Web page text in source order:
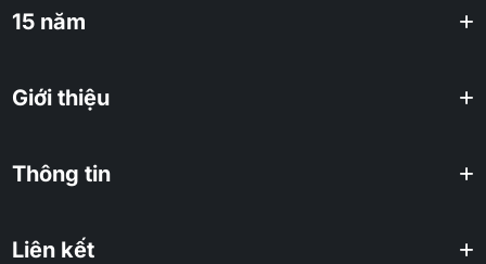
15 năm
Giới thiệu
Thông tin
Liên kết